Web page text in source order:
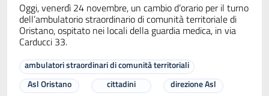
Oggi, venerdì 24 novembre, un cambio d’orario per il turno
dell’ambulatorio straordinario di comunità territoriale di
Oristano, ospitato nei locali della guardia medica, in via
Carducci 33.
ambulatori straordinari di comunità territoriali
Asl Oristano
cittadini
direzione Asl